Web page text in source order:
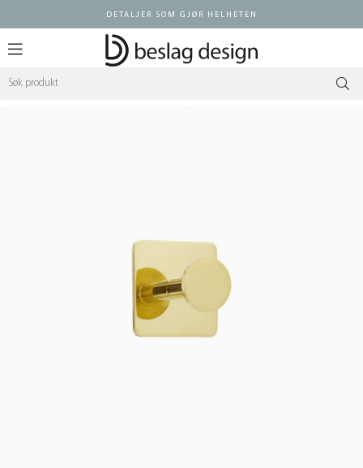
DETALJER SOM GJØR HELHETEN